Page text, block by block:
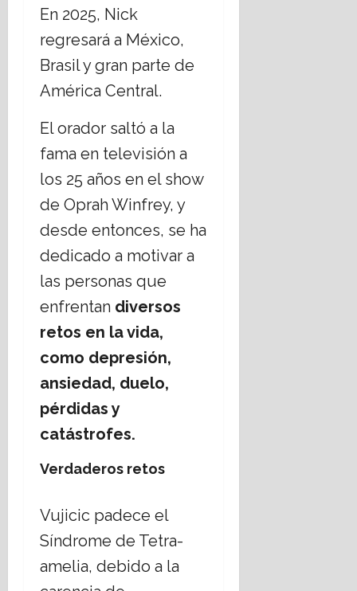
En 2025, Nick
regresará a México,
Brasil y gran parte de
América Central.
El orador saltó a la
fama en televisión a
los 25 años en el show
de Oprah Winfrey, y
desde entonces, se ha
dedicado a motivar a
las personas que
enfrentan diversos
retos en la vida,
como depresión,
ansiedad, duelo,
pérdidas y
catástrofes.
Verdaderos retos
Vujicic padece el
Síndrome de Tetra-
amelia, debido a la